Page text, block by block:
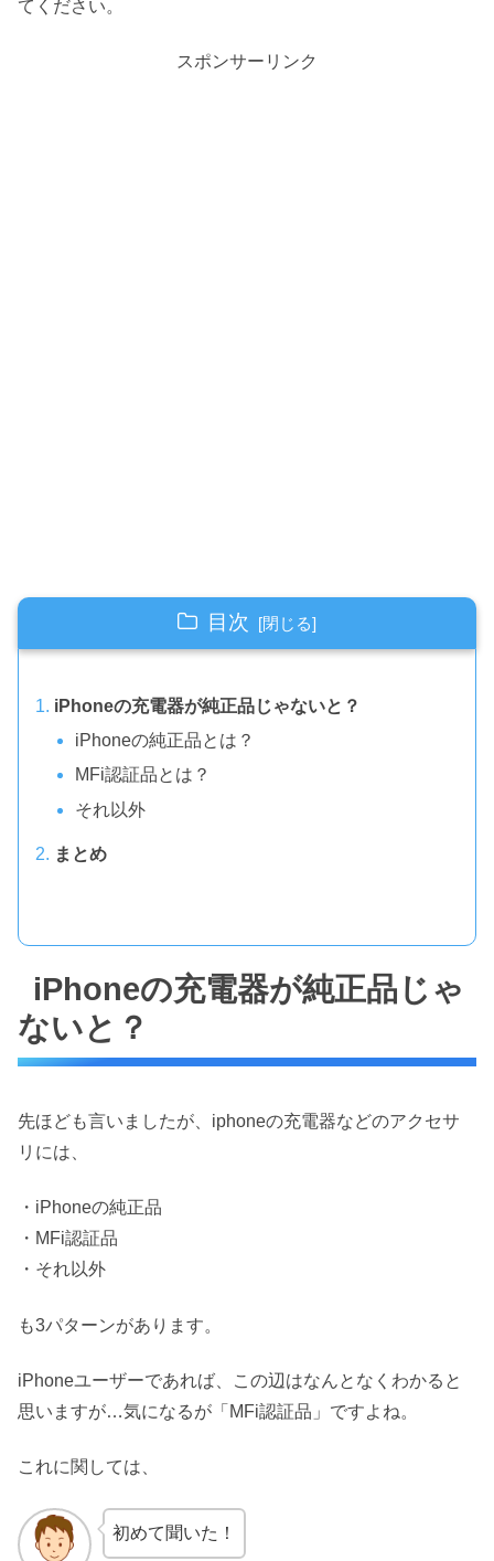
てください。
スポンサーリンク
目次
iPhoneの充電器が純正品じゃないと？
iPhoneの純正品とは？
MFi認証品とは？
それ以外
まとめ
iPhoneの充電器が純正品じゃ
ないと？
先ほども言いましたが、iphoneの充電器などのアクセサ
リには、
・iPhoneの純正品
・MFi認証品
・それ以外
も3パターンがあります。
iPhoneユーザーであれば、この辺はなんとなくわかると
思いますが…気になるが「MFi認証品」ですよね。
これに関しては、
初めて聞いた！